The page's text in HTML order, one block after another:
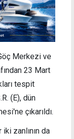
Merkezi ve
23 Mart
tespit
(E), dün
çıkarıldı.
zanlının da